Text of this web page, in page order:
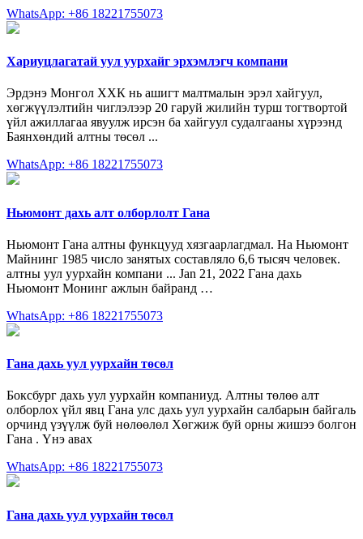
WhatsApp: +86 18221755073
Хариуцлагатай уул уурхайг эрхэмлэгч компани
Эрдэнэ Монгол ХХК нь ашигт малтмалын эрэл хайгуул,
хөгжүүлэлтийн чиглэлээр 20 гаруй жилийн турш тогтвортой
үйл ажиллагаа явуулж ирсэн ба хайгуул судалгааны хүрээнд
Баянхөндий алтны төсөл ...
WhatsApp: +86 18221755073
Ньюмонт дахь алт олборлолт Гана
Ньюмонт Гана алтны функцууд хязгаарлагдмал. На Ньюмонт
Майнинг 1985 число занятых составляло 6,6 тысяч человек.
алтны уул уурхайн компани ... Jan 21, 2022 Гана дахь
Ньюмонт Монинг ажлын байранд …
WhatsApp: +86 18221755073
Гана дахь уул уурхайн төсөл
Боксбург дахь уул уурхайн компаниуд. Алтны төлөө алт
олборлох үйл явц Гана улс дахь уул уурхайн салбарын байгаль
орчинд үзүүлж буй нөлөөлөл Хөгжиж буй орны жишээ болгон
Гана . Үнэ авах
WhatsApp: +86 18221755073
Гана дахь уул уурхайн төсөл